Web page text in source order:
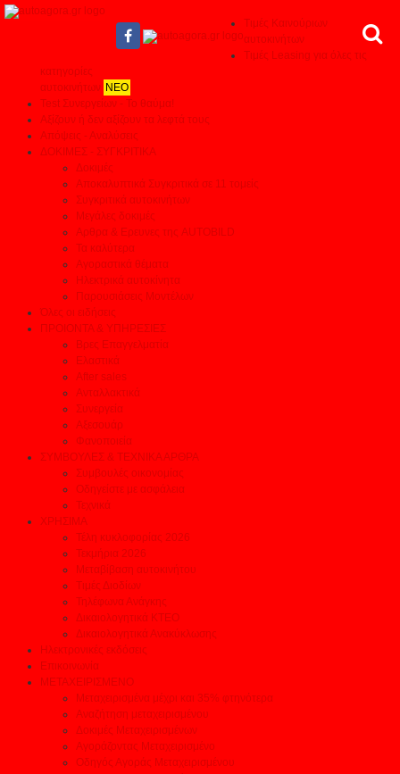
Τιμές Καινούριων
αυτοκινήτων
Τιμές Leasing για όλες τις
κατηγορίες
αυτοκινήτων ΝΕΟ
Test Συνεργείων - Το θαύμα!
Αξίζουν ή δεν αξίζουν τα λεφτά τους
Απόψεις - Αναλύσεις
ΔΟΚΙΜΕΣ - ΣΥΓΚΡΙΤΙΚΑ
Δοκιμές
Αποκαλυπτικά Συγκριτικά σε 11 τομείς
Συγκριτικά αυτοκινήτων
Μεγάλες δοκιμές
Αρθρα & Ερευνες της AUTOBILD
Τα καλύτερα
Αγοραστικά θέματα
Ηλεκτρικά αυτοκίνητα
Παρουσιάσεις Μοντέλων
Όλες οι ειδήσεις
ΠΡΟΙΟΝΤΑ & ΥΠΗΡΕΣΙΕΣ
Βρες Επαγγελματία
Ελαστικά
After sales
Ανταλλακτικά
Συνεργεία
Αξεσουάρ
Φανοποιεία
ΣΥΜΒΟΥΛΕΣ & ΤΕΧΝΙΚΑ ΑΡΘΡΑ
Συμβουλές οικονομίας
Οδηγείστε με ασφάλεια
Τεχνικά
ΧΡΗΣΙΜΑ
Τέλη κυκλοφορίας 2026
Τεκμήρια 2026
Μεταβίβαση αυτοκινήτου
Τιμές Διοδίων
Τηλέφωνα Ανάγκης
Δικαιολογητικά ΚΤΕΟ
Δικαιολογητικά Ανακύκλωσης
Ηλεκτρονικές εκδόσεις
Επικοινωνία
ΜΕΤΑΧΕΙΡΙΣΜΕΝΟ
Μεταχειρισμένα μέχρι και 35% φτηνότερα
Αναζήτηση μεταχειρισμένου
Δοκιμές Μεταχειρισμένων
Αγοράζοντας Μεταχειρισμένο
Οδηγός Αγοράς Μεταχειρισμένου